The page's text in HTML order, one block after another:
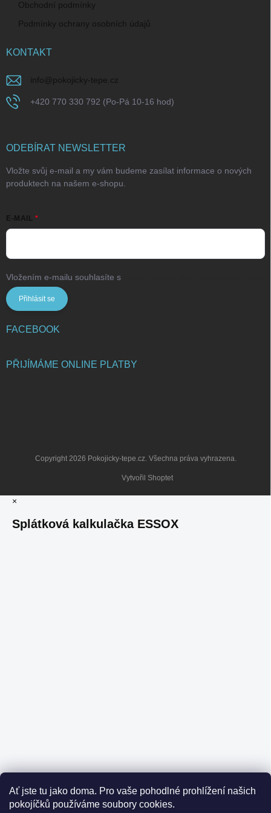
Ať jste tu jako doma. Pro vaše pohodlné prohlížení našich
pokojíčků používáme soubory cookies.
Obchodní podmínky
Podmínky ochrany osobních údajů
KONTAKT
info @pokojicky-tepe.cz
+420 770 330 792 (Po-Pá 10-16 hod)
ODEBÍRAT NEWSLETTER
Vložte svůj e-mail a my vám budeme zasílat informace o nových
produktech na našem e-shopu.
E-MAIL
Vložením e-mailu souhlasíte s
Přihlásit se
FACEBOOK
PŘIJÍMÁME ONLINE PLATBY
Vytvořil Shoptet
Copyright 2026 Pokojicky-tepe.cz. Všechna práva vyhrazena.
×
Splátková kalkulačka ESSOX